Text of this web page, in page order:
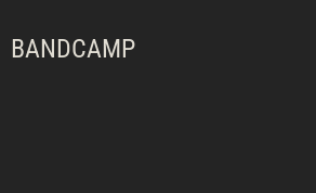
BANDCAMP